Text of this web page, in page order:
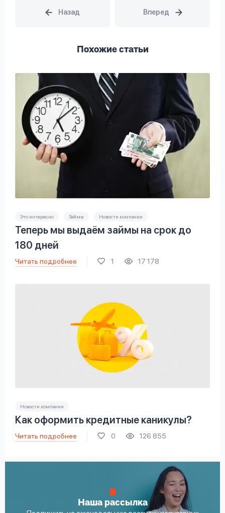
Похожие статьи
Это интересно Займы Новости компании
Теперь мы выдаём займы на срок до
180 дней
Читать подробнее 1 17 178
Новости компании
Как оформить кредитные каникулы?
Читать подробнее 0 126 855
Наша рассылка